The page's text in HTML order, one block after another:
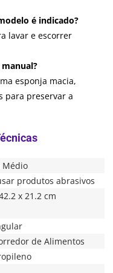
é indicado?
lavar e escorrer
esponja macia,
para preservar a
Médio
produtos abrasivos
x 21.2 cm
de Alimentos